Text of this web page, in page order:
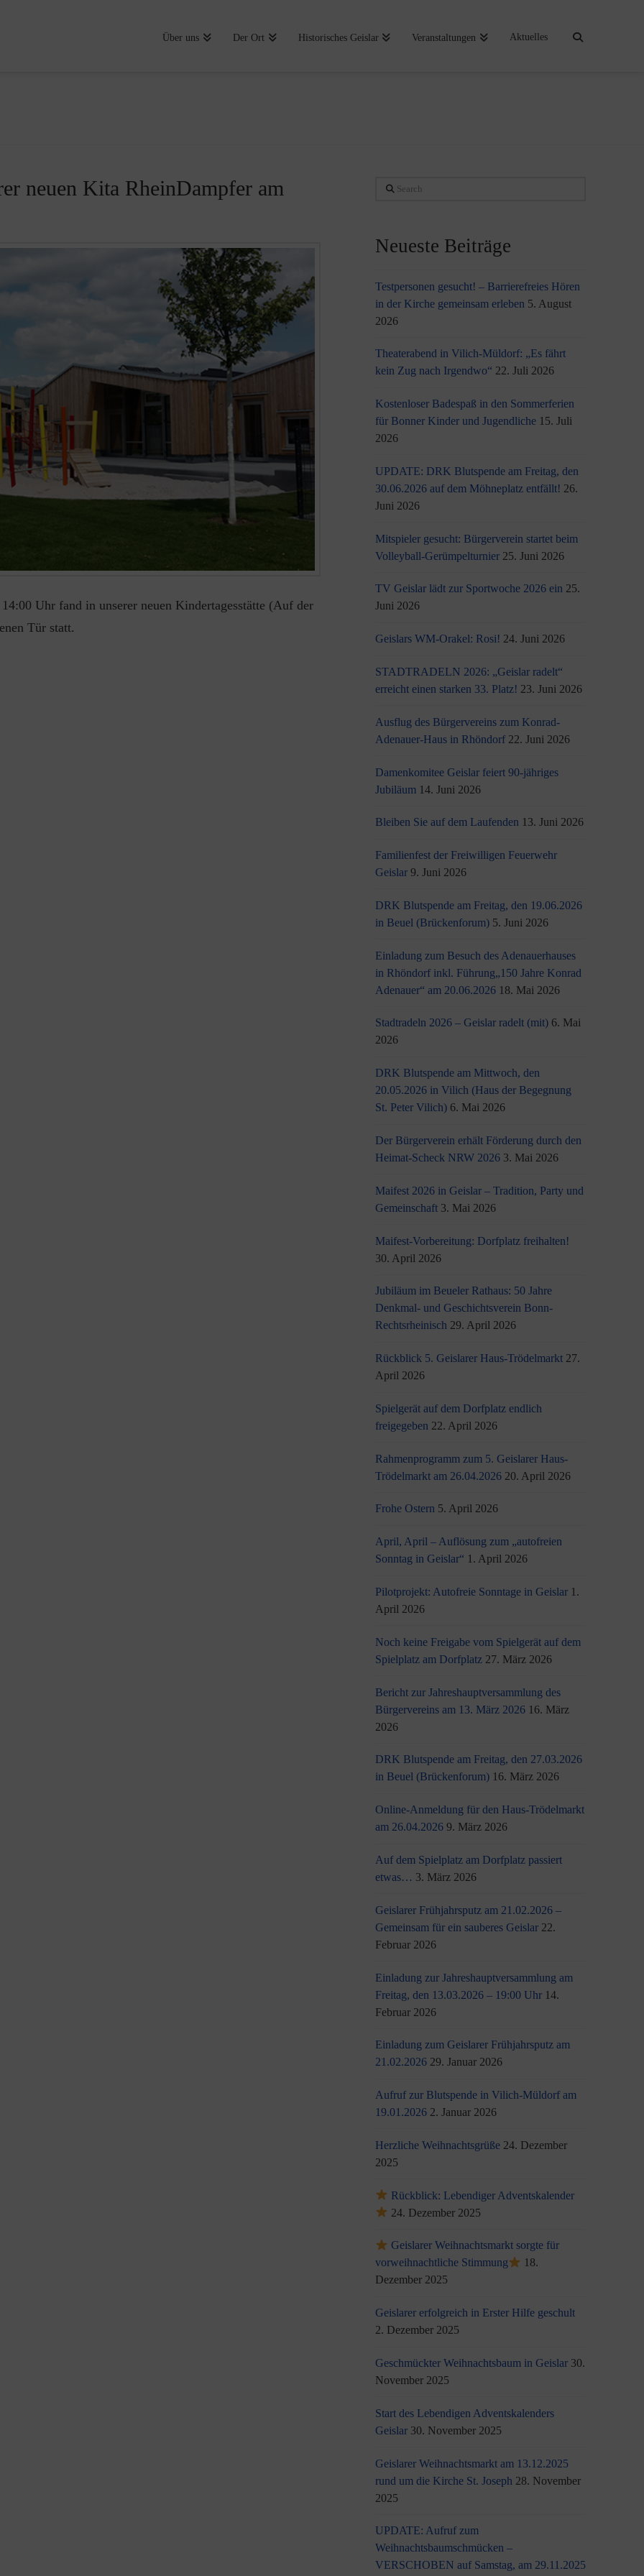
Über uns Der Ort Historisches Geislar Veranstaltungen Aktuelles
neuen Kita RheinDampfer am
Uhr fand in unserer neuen Kindertagesstätte (Auf der
Tür statt.
Search
Neueste Beiträge
Testpersonen gesucht! – Barrierefreies Hören
in der Kirche gemeinsam erleben 5. August
2026
Theaterabend in Vilich-Müldorf: „Es fährt
kein Zug nach Irgendwo“ 22. Juli 2026
Kostenloser Badespaß in den Sommerferien
für Bonner Kinder und Jugendliche 15. Juli
2026
UPDATE: DRK Blutspende am Freitag, den
30.06.2026 auf dem Möhneplatz entfällt! 26.
Juni 2026
Mitspieler gesucht: Bürgerverein startet beim
Volleyball-Gerümpelturnier 25. Juni 2026
TV Geislar lädt zur Sportwoche 2026 ein 25.
Juni 2026
Geislars WM-Orakel: Rosi! 24. Juni 2026
STADTRADELN 2026: „Geislar radelt“
erreicht einen starken 33. Platz! 23. Juni 2026
Ausflug des Bürgervereins zum Konrad-
Adenauer-Haus in Rhöndorf 22. Juni 2026
Damenkomitee Geislar feiert 90-jähriges
Jubiläum 14. Juni 2026
Bleiben Sie auf dem Laufenden 13. Juni 2026
Familienfest der Freiwilligen Feuerwehr
Geislar 9. Juni 2026
DRK Blutspende am Freitag, den 19.06.2026
in Beuel (Brückenforum) 5. Juni 2026
Einladung zum Besuch des Adenauerhauses
in Rhöndorf inkl. Führung„150 Jahre Konrad
Adenauer“ am 20.06.2026 18. Mai 2026
Stadtradeln 2026 – Geislar radelt (mit) 6. Mai
2026
DRK Blutspende am Mittwoch, den
20.05.2026 in Vilich (Haus der Begegnung
St. Peter Vilich) 6. Mai 2026
Der Bürgerverein erhält Förderung durch den
Heimat-Scheck NRW 2026 3. Mai 2026
Maifest 2026 in Geislar – Tradition, Party und
Gemeinschaft 3. Mai 2026
Maifest-Vorbereitung: Dorfplatz freihalten!
30. April 2026
Jubiläum im Beueler Rathaus: 50 Jahre
Denkmal- und Geschichtsverein Bonn-
Rechtsrheinisch 29. April 2026
Rückblick 5. Geislarer Haus-Trödelmarkt 27.
April 2026
Spielgerät auf dem Dorfplatz endlich
freigegeben 22. April 2026
Rahmenprogramm zum 5. Geislarer Haus-
Trödelmarkt am 26.04.2026 20. April 2026
Frohe Ostern 5. April 2026
April, April – Auflösung zum „autofreien
Sonntag in Geislar“ 1. April 2026
Pilotprojekt: Autofreie Sonntage in Geislar 1.
April 2026
Noch keine Freigabe vom Spielgerät auf dem
Spielplatz am Dorfplatz 27. März 2026
Bericht zur Jahreshauptversammlung des
Bürgervereins am 13. März 2026 16. März
2026
DRK Blutspende am Freitag, den 27.03.2026
in Beuel (Brückenforum) 16. März 2026
Online-Anmeldung für den Haus-Trödelmarkt
am 26.04.2026 9. März 2026
Auf dem Spielplatz am Dorfplatz passiert
etwas… 3. März 2026
Geislarer Frühjahrsputz am 21.02.2026 –
Gemeinsam für ein sauberes Geislar 22.
Februar 2026
Einladung zur Jahreshauptversammlung am
Freitag, den 13.03.2026 – 19:00 Uhr 14.
Februar 2026
Einladung zum Geislarer Frühjahrsputz am
21.02.2026 29. Januar 2026
Aufruf zur Blutspende in Vilich-Müldorf am
19.01.2026 2. Januar 2026
Herzliche Weihnachtsgrüße 24. Dezember
2025
Rückblick: Lebendiger Adventskalender
24. Dezember 2025
Geislarer Weihnachtsmarkt sorgte für
vorweihnachtliche Stimmung
18.
Dezember 2025
Geislarer erfolgreich in Erster Hilfe geschult
2. Dezember 2025
Geschmückter Weihnachtsbaum in Geislar 30.
November 2025
Start des Lebendigen Adventskalenders
Geislar 30. November 2025
Geislarer Weihnachtsmarkt am 13.12.2025
rund um die Kirche St. Joseph 28. November
2025
UPDATE: Aufruf zum
Weihnachtsbaumschmücken –
VERSCHOBEN auf Samstag, am 29.11.2025